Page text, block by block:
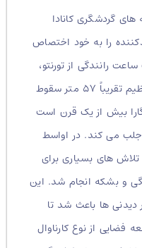
گردشگری کانادا
را به خود اختصاص
از تورنتو،
در امتداد مرز آمریکا، این سقوط عظیم تقریباً ۵۷ متر سقوط
بیش از یک قرن است
می کند. در اواسط
های بسیاری برای
بشکه انجام شد. این
ها باعث شد تا
از نوع کارناوال